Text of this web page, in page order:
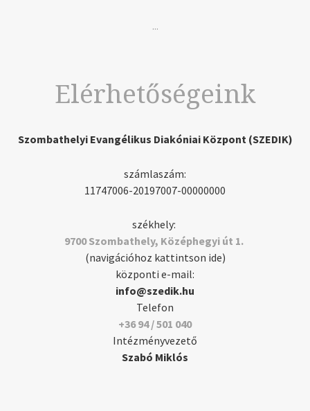
...
Elérhetőségeink
Szombathelyi Evangélikus Diakóniai Központ (SZEDIK)
számlaszám:
11747006-20197007-00000000
székhely:
9700 Szombathely, Középhegyi út 1.
(navigációhoz kattintson ide)
központi e-mail:
info@szedik.hu
Telefon
+36 94 / 501 040
Intézményvezető
Szabó Miklós